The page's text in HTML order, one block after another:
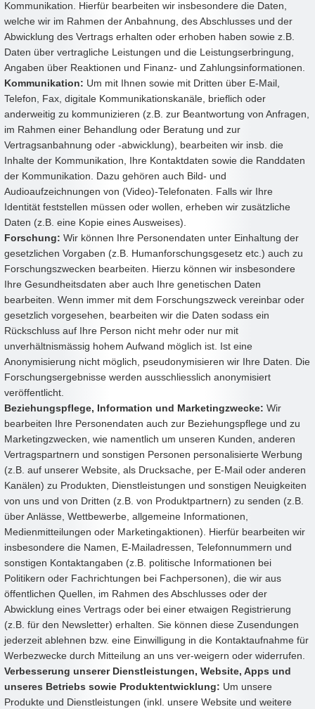
Kommunikation. Hierfür bearbeiten wir insbesondere die Daten,
welche wir im Rahmen der Anbahnung, des Abschlusses und der
Abwicklung des Vertrags erhalten oder erhoben haben sowie z.B.
Daten über vertragliche Leistungen und die Leistungserbringung,
Angaben über Reaktionen und Finanz- und Zahlungsinformationen.
Kommunikation: Um mit Ihnen sowie mit Dritten über E-Mail,
Telefon, Fax, digitale Kommunikationskanäle, brieflich oder
anderweitig zu kommunizieren (z.B. zur Beantwortung von Anfragen,
im Rahmen einer Behandlung oder Beratung und zur
Vertragsanbahnung oder -abwicklung), bearbeiten wir insb. die
Inhalte der Kommunikation, Ihre Kontaktdaten sowie die Randdaten
der Kommunikation. Dazu gehören auch Bild- und
Audioaufzeichnungen von (Video)-Telefonaten. Falls wir Ihre
Identität feststellen müssen oder wollen, erheben wir zusätzliche
Daten (z.B. eine Kopie eines Ausweises).
Forschung: Wir können Ihre Personendaten unter Einhaltung der
gesetzlichen Vorgaben (z.B. Humanforschungsgesetz etc.) auch zu
Forschungszwecken bearbeiten. Hierzu können wir insbesondere
Ihre Gesundheitsdaten aber auch Ihre genetischen Daten
bearbeiten. Wenn immer mit dem Forschungszweck vereinbar oder
gesetzlich vorgesehen, bearbeiten wir die Daten sodass ein
Rückschluss auf Ihre Person nicht mehr oder nur mit
unverhältnismässig hohem Aufwand möglich ist. Ist eine
Anonymisierung nicht möglich, pseudonymisieren wir Ihre Daten. Die
Forschungsergebnisse werden ausschliesslich anonymisiert
veröffentlicht.
Beziehungspflege, Information und Marketingzwecke: Wir
bearbeiten Ihre Personendaten auch zur Beziehungspflege und zu
Marketingzwecken, wie namentlich um unseren Kunden, anderen
Vertragspartnern und sonstigen Personen personalisierte Werbung
(z.B. auf unserer Website, als Drucksache, per E-Mail oder anderen
Kanälen) zu Produkten, Dienstleistungen und sonstigen Neuigkeiten
von uns und von Dritten (z.B. von Produktpartnern) zu senden (z.B.
über Anlässe, Wettbewerbe, allgemeine Informationen,
Medienmitteilungen oder Marketingaktionen). Hierfür bearbeiten wir
insbesondere die Namen, E-Mailadressen, Telefonnummern und
sonstigen Kontaktangaben (z.B. politische Informationen bei
Politikern oder Fachrichtungen bei Fachpersonen), die wir aus
öffentlichen Quellen, im Rahmen des Abschlusses oder der
Abwicklung eines Vertrags oder bei einer etwaigen Registrierung
(z.B. für den Newsletter) erhalten. Sie können diese Zusendungen
jederzeit ablehnen bzw. eine Einwilligung in die Kontaktaufnahme für
Werbezwecke durch Mitteilung an uns ver-weigern oder widerrufen.
Verbesserung unserer Dienstleistungen, Website, Apps und
unseres Betriebs sowie Produktentwicklung: Um unsere
Produkte und Dienstleistungen (inkl. unsere Website und weitere